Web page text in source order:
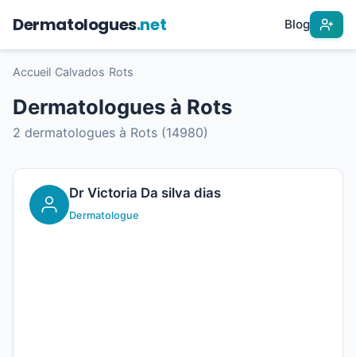
Dermatologues.net Blog
Accueil Calvados Rots
Dermatologues à Rots
2 dermatologues à Rots (14980)
Dr Victoria Da silva dias
Dermatologue